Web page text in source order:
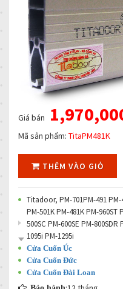
Giá bán
Mã sản phẩm: TitaPM481K
THÊM VÀO GIỎ
Titadoor, PM-701PM-491 PM-
PM-501K PM-481K PM-960ST
500SC PM-600SE PM-
1095i PM-1295i
Cửa Cuốn Úc
Cửa Cuốn Đức
Cửa Cuốn Đài Loan